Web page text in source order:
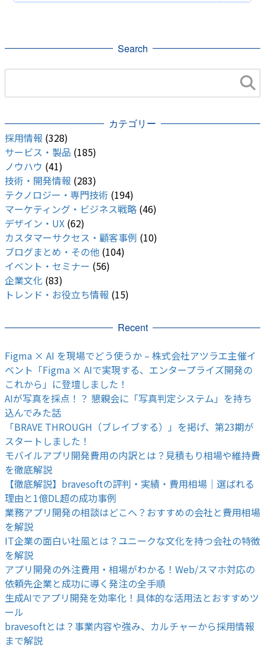
Search
カテゴリー
採用情報 (328)
サービス・製品 (185)
ノウハウ (41)
技術・開発情報 (283)
テクノロジー・専門技術 (194)
マーケティング・ビジネス戦略 (46)
デザイン・UX (62)
カスタマーサクセス・顧客事例 (10)
ブログまとめ・その他 (104)
イベント・セミナー (56)
企業文化 (83)
トレンド・お役立ち情報 (15)
Recent
Figma × AI を現場でどう使うか – 株式会社アツラエ主催イ
ベント「Figma × AIで実現する、エンタープライズ開発の
これから」に登壇しました！
AIが写真を採点！？ 懇親会に「写真判定システム」を持ち
込んでみた話
「BRAVE THROUGH（ブレイブする）」を掲げ、第23期が
スタートしました！
モバイルアプリ開発費用の内訳とは？見積もり相場や維持費
を徹底解説
【徹底解説】bravesoftの評判・実績・費用相場｜選ばれる
理由と1億DL超の成功事例
業務アプリ開発の相談はどこへ？おすすめの会社と費用相場
を解説
IT企業の面白い社風とは？ユニークな文化を持つ会社の特徴
を解説
アプリ開発の外注費用・相場がわかる！Web/スマホ対応の
依頼先企業と成功に導く発注の全手順
生成AIでアプリ開発を効率化！具体的な活用法とおすすめツ
ール
bravesoftとは？事業内容や強み、カルチャーから採用情報
まで解説